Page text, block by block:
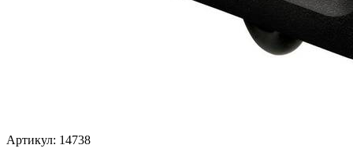
Артикул: 14738